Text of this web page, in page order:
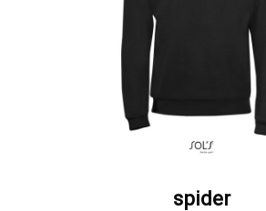
ΖΗΤΗΣΤΕ ΠΡΟΣΦΟΡΑ
spider